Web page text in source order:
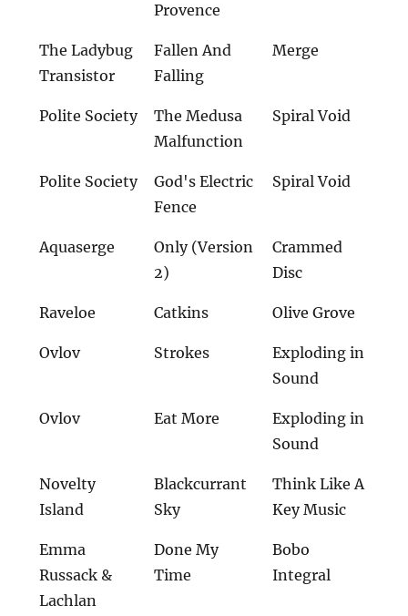
Provence
The Ladybug
Transistor
Fallen And
Falling
Merge
Polite Society
The Medusa
Malfunction
Spiral Void
Polite Society
God's Electric
Fence
Spiral Void
Aquaserge
Only (Version
2)
Crammed
Disc
Raveloe Catkins Olive Grove
Ovlov Strokes
Exploding in
Sound
Ovlov Eat More
Exploding in
Sound
Novelty
Island
Blackcurrant
Sky
Think Like A
Key Music
Emma
Russack &
Lachlan
Done My
Time
Bobo
Integral